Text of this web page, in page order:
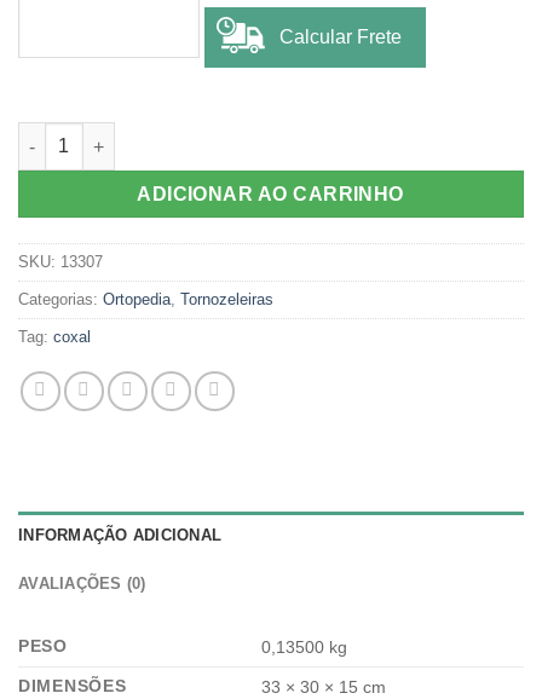
Calcular Frete
COXAL M NEOPREME RMC quantidade
ADICIONAR AO CARRINHO
SKU: 13307
Categorias: Ortopedia Tornozeleiras
Tag: coxal
INFORMAÇÃO ADICIONAL
AVALIAÇÕES (0)
PESO
0,13500 kg
DIMENSÕES
33 × 30 × 15 cm